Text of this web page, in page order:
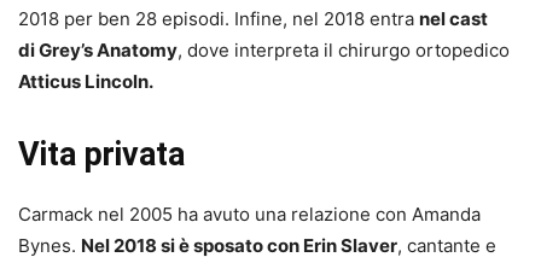
2018 per ben 28 episodi. Infine, nel 2018 entra nel cast
di Grey’s Anatomy, dove interpreta il chirurgo ortopedico
Atticus Lincoln.
Vita privata
Carmack nel 2005 ha avuto una relazione con Amanda
Bynes. Nel 2018 si è sposato con Erin Slaver, cantante e